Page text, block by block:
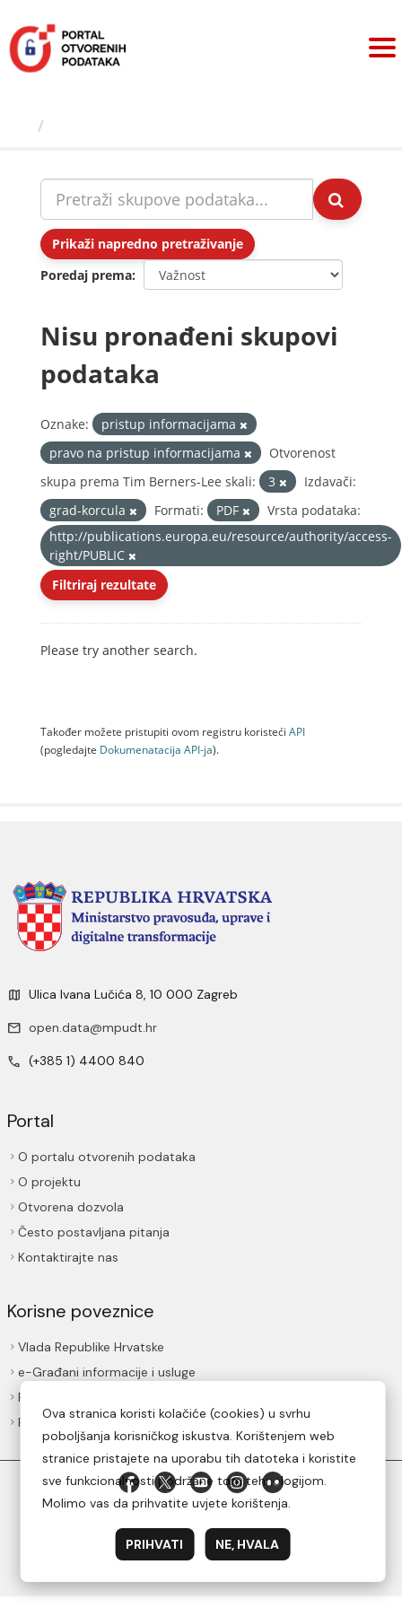
sadržaj
Prikaži napredno pretraživanje
Poredaj prema
Nisu pronađeni skupovi
podataka
Oznake:
pristup informacijama
pravo na pristup informacijama
Otvorenost
skupa prema Tim Berners-Lee skali:
3
Izdavači:
grad-korcula
Formati: PDF
Vrsta podataka:
http://publications.europa.eu/resource/authority/access-
right/PUBLIC
Filtriraj rezultate
Please try another search.
Također možete pristupiti ovom registru koristeći API
(pogledajte Dokumenаtаcijа API-jа).